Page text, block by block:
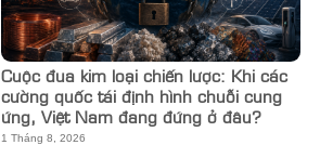
Cuộc đua kim loại chiến lược: Khi các
cường quốc tái định hình chuỗi cung
ứng, Việt Nam đang đứng ở đâu?
1 Tháng 8, 2026